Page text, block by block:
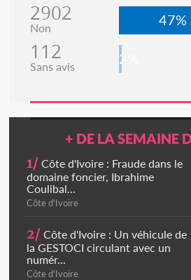
2902
Non 47%
112
Sans avis 2%
+ DE LA SEMAINE
1/ Côte d'Ivoire : Fraude dans le
domaine foncier, Ibrahime
Coulibal...
Côte d'Ivoire
2/ Côte d'Ivoire : Un véhicule de
la GESTOCI circulant avec un
numér...
Côte d'Ivoire